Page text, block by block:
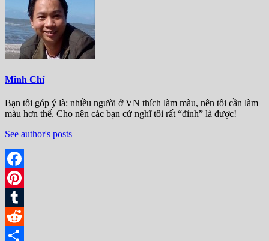
Minh Chí
Bạn tôi góp ý là: nhiều người ở VN thích làm màu, nên tôi cần làm
màu hơn thế. Cho nên các bạn cứ nghĩ tôi rất “đỉnh” là được!
See author's posts
Facebook
Pinterest
Tumblr
Reddit